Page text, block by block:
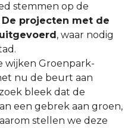
stemmen op de
De projecten met de
, waar nodig
wijken Groenpark-
nu de beurt aan
bleek dat de
een gebrek aan groen,
stellen we deze